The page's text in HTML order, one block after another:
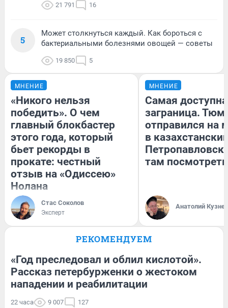
21 791 16
5
Может столкнуться каждый. Как бороться с
бактериальными болезнями овощей — советы
19 850 5
МНЕНИЕ
«Никого нельзя
победить». О чем
главный блокбастер
этого года, который
бьет рекорды в
прокате: честный
отзыв на «Одиссею»
Нолана
Стас Соколов
Эксперт
МНЕНИЕ
Самая
заграница.
отправился на
в
там посмотреть
Анатолий
РЕКОМЕНДУЕМ
«Год преследовал и облил кислотой».
Рассказ петербурженки о жестоком
нападении и реабилитации
22 часа 9 007 127